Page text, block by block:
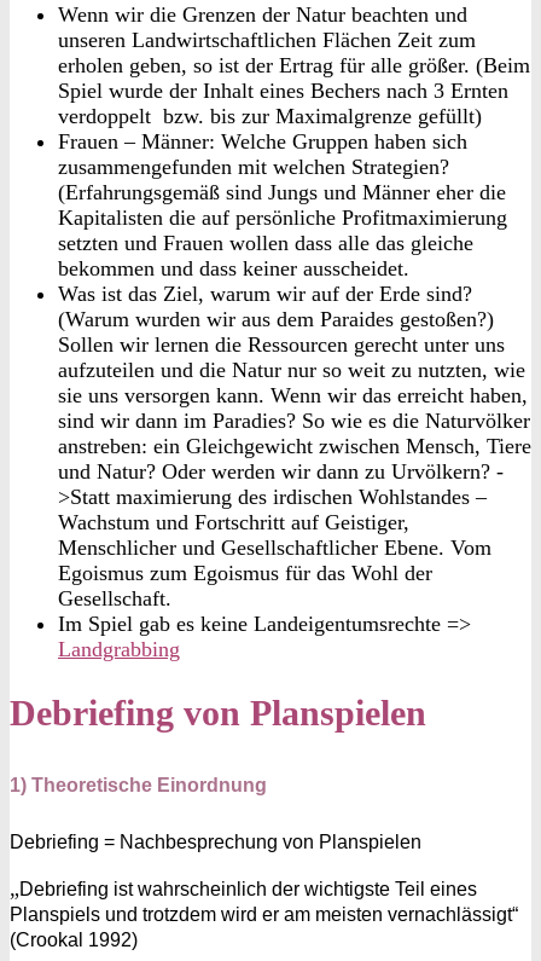
Wenn wir die Grenzen der Natur beachten und
unseren Landwirtschaftlichen Flächen Zeit zum
erholen geben, so ist der Ertrag für alle größer. (Beim
Spiel wurde der Inhalt eines Bechers nach 3 Ernten
verdoppelt bzw. bis zur Maximalgrenze gefüllt)
Frauen – Männer: Welche Gruppen haben sich
zusammengefunden mit welchen Strategien?
(Erfahrungsgemäß sind Jungs und Männer eher die
Kapitalisten die auf persönliche Profitmaximierung
setzten und Frauen wollen dass alle das gleiche
bekommen und dass keiner ausscheidet.
Was ist das Ziel, warum wir auf der Erde sind?
(Warum wurden wir aus dem Paraides gestoßen?)
Sollen wir lernen die Ressourcen gerecht unter uns
aufzuteilen und die Natur nur so weit zu nutzten, wie
sie uns versorgen kann. Wenn wir das erreicht haben,
sind wir dann im Paradies? So wie es die Naturvölker
anstreben: ein Gleichgewicht zwischen Mensch, Tiere
und Natur? Oder werden wir dann zu Urvölkern? -
>Statt maximierung des irdischen Wohlstandes –
Wachstum und Fortschritt auf Geistiger,
Menschlicher und Gesellschaftlicher Ebene. Vom
Egoismus zum Egoismus für das Wohl der
Gesellschaft.
Im Spiel gab es keine Landeigentumsrechte =>
Landgrabbing
Debriefing von Planspielen
1) Theoretische Einordnung
Debriefing = Nachbesprechung von Planspielen
„Debriefing ist wahrscheinlich der wichtigste Teil eines
Planspiels und trotzdem wird er am meisten vernachlässigt“
(Crookal 1992)